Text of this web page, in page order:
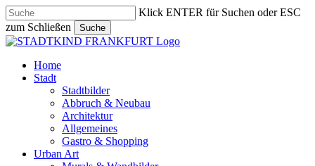
Skip
to
main
content
Klick ENTER für Suchen oder ESC
zum Schließen
Suche
Close
search
Menu
Home
Stadt
Stadtbilder
Abbruch & Neubau
Architektur
Allgemeines
Gastro & Shopping
Urban Art